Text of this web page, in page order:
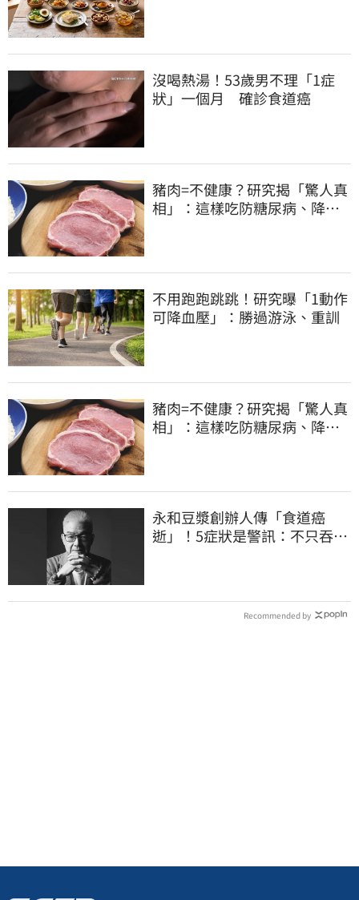
沒喝熱湯！53歲男不理「1症
狀」一個月 確診食道癌
豬肉=不健康？研究揭「驚人真
相」：這樣吃防糖尿病、降膽
不用跑跑跳跳！研究曝「1動作
可降血壓」：勝過游泳、重訓
豬肉=不健康？研究揭「驚人真
相」：這樣吃防糖尿病、降膽
永和豆漿創辦人傳「食道癌
逝」！5症狀是警訊：不只吞嚥
Recommended by